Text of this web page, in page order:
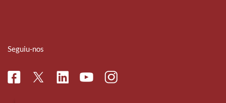
Seguiu-nos
FacebookTwitterLinkedinYoutubeInstagram